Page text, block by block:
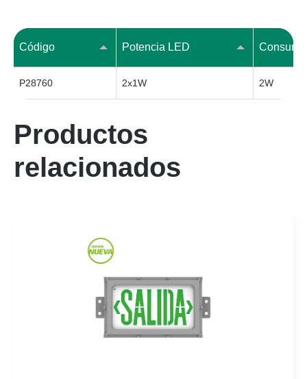
Código Potencia LED
P28760 2x1W 2W
Productos
relacionados